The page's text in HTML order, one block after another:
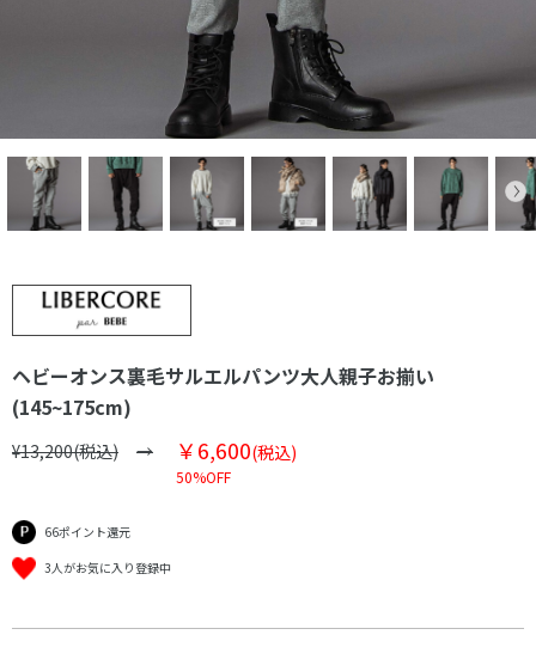
ヘビーオンス裏毛サルエルパンツ大人親子お揃い
(145~175cm)
¥13,200(税込) ￥6,600(税込)
50%OFF
66ポイント還元
3人がお気に入り登録中